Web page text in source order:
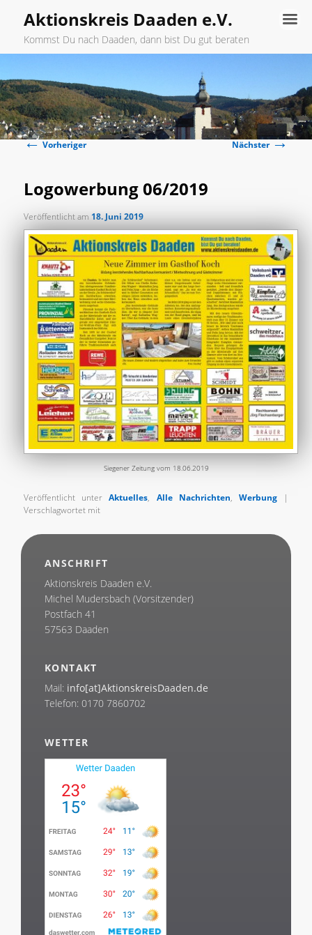
Aktionskreis Daaden e.V.
Kommst Du nach Daaden, dann bist Du gut beraten
primären
Inhalt
Beitragsnavigation
←Vorheriger Nächster→
Logowerbung 06/2019
Veröffentlicht am18. Juni 2019
Siegener Zeitung vom 18.06.2019
Veröffentlicht unterAktuelles, Alle Nachrichten, Werbung|
Verschlagwortet mit
ANSCHRIFT
Aktionskreis Daaden e.V.
Michel Mudersbach (Vorsitzender)
Postfach 41
57563 Daaden
KONTAKT
Mail: info[at]AktionskreisDaaden.de
Telefon: 0170 7860702
WETTER